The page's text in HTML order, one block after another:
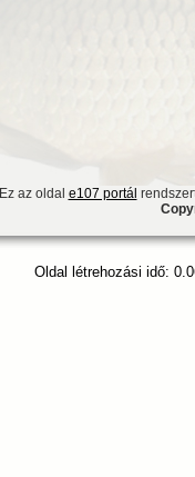
Ez az oldal e107 portál
Oldal létrehozási idő: